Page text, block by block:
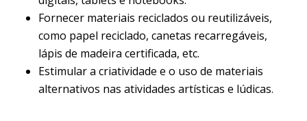
Fornecer materiais reciclados ou reutilizáveis,
como papel reciclado, canetas recarregáveis,
lápis de madeira certificada, etc.
Estimular a criatividade e o uso de materiais
alternativos nas atividades artísticas e lúdicas.